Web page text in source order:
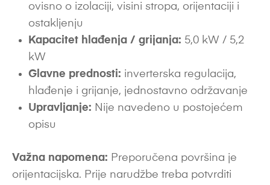
ovisno o izolaciji, visini stropa, orijentaciji i
ostakljenju
Kapacitet hlađenja / grijanja: 5,0 kW / 5,2
kW
Glavne prednosti: inverterska regulacija,
hlađenje i grijanje, jednostavno održavanje
Upravljanje: Nije navedeno u postojećem
opisu
Važna napomena: Preporučena površina je
orijentacijska. Prije narudžbe treba potvrditi